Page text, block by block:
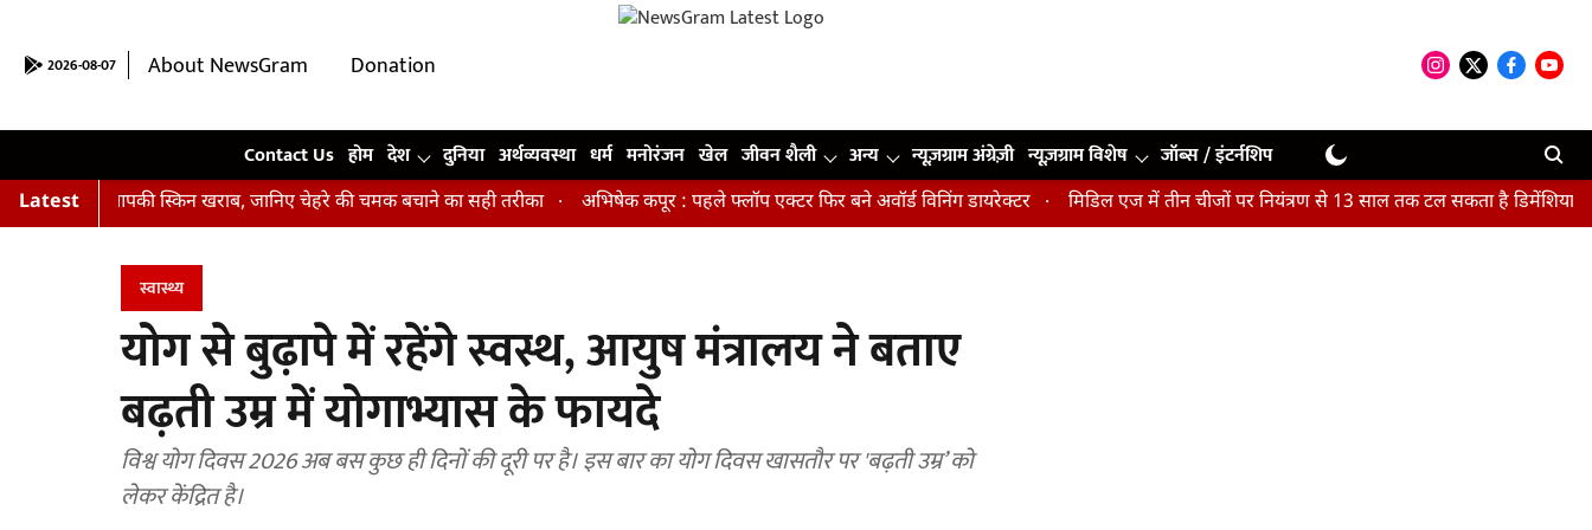
2026-08-07 About NewsGram
Donation
Contact Us होम देश दुनिया अर्थव्यवस्था धर्म मनोरंजन खेल जीवन शैली अन्य न्यूज़ग्राम अंग्रेज़ी न्यूज़ग्राम विशेष जॉब्स / इंटर्नशिप
Latest
हैं आपकी स्किन खराब, जानिए चेहरे की चमक बचाने का सही तरीका अभिषेक कपूर : पहले फ्लॉप एक्टर फिर बने अवॉर्ड विनिंग डायरेक्टर मिडिल एज में तीन चीजों पर नियंत्रण से 13 साल तक टल सकता है डिमेंशिया :
स्वास्थ्य
योग से बुढ़ापे में रहेंगे स्वस्थ, आयुष मंत्रालय ने बताए
बढ़ती उम्र में योगाभ्यास के फायदे
विश्व योग दिवस 2026 अब बस कुछ ही दिनों की दूरी पर है। इस बार का योग दिवस खासतौर पर 'बढ़ती उम्र’ को
लेकर केंद्रित है।